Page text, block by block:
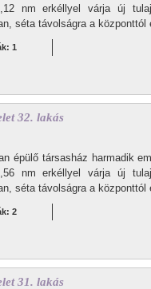
nm erkéllyel várja új
séta távolságra a központtól
1
32. lakás
épülő társasház harmadik
nm erkéllyel várja új
séta távolságra a központtól
2
31. lakás